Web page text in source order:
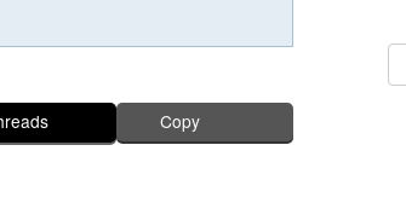
Copy